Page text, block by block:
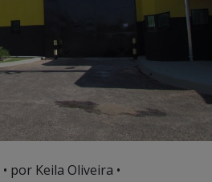
• por Keila Oliveira •